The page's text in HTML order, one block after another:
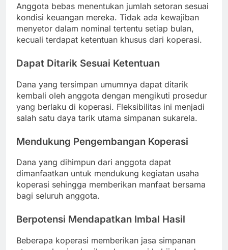
Anggota bebas menentukan jumlah setoran sesuai
kondisi keuangan mereka. Tidak ada kewajiban
menyetor dalam nominal tertentu setiap bulan,
kecuali terdapat ketentuan khusus dari koperasi.
Dapat Ditarik Sesuai Ketentuan
Dana yang tersimpan umumnya dapat ditarik
kembali oleh anggota dengan mengikuti prosedur
yang berlaku di koperasi. Fleksibilitas ini menjadi
salah satu daya tarik utama simpanan sukarela.
Mendukung Pengembangan Koperasi
Dana yang dihimpun dari anggota dapat
dimanfaatkan untuk mendukung kegiatan usaha
koperasi sehingga memberikan manfaat bersama
bagi seluruh anggota.
Berpotensi Mendapatkan Imbal Hasil
Beberapa koperasi memberikan jasa simpanan